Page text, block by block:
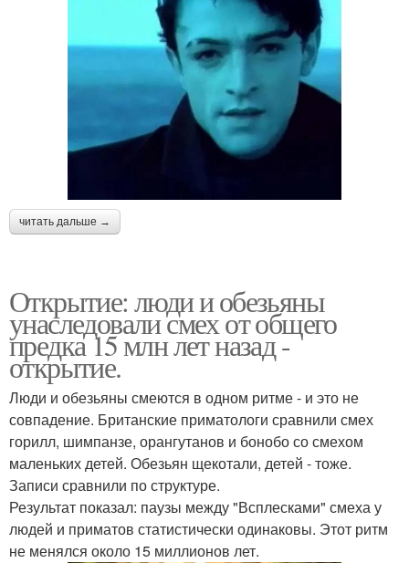
читать дальше →
Открытие: люди и обезьяны
унаследовали смех от общего
предка 15 млн лет назад -
открытие.
Люди и обезьяны смеются в одном ритме - и это не
совпадение. Британские приматологи сравнили смех
горилл, шимпанзе, орангутанов и бонобо со смехом
маленьких детей. Обезьян щекотали, детей - тоже.
Записи сравнили по структуре.
Результат показал: паузы между "Всплесками" смеха у
людей и приматов статистически одинаковы. Этот ритм
не менялся около 15 миллионов лет.